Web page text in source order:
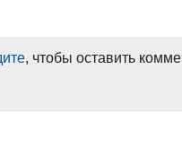
, чтобы оставить